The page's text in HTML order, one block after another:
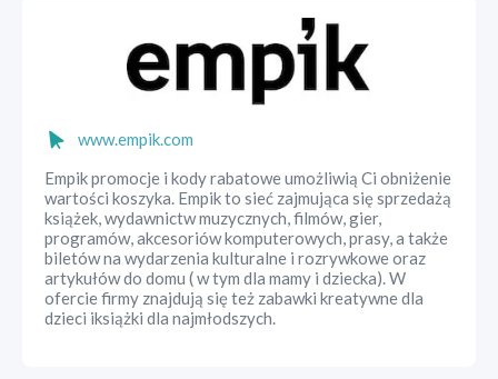
www.empik.com
Empik promocje i kody rabatowe umożliwią Ci obniżenie
wartości koszyka. Empik to sieć zajmująca się sprzedażą
książek, wydawnictw muzycznych, filmów, gier,
programów, akcesoriów komputerowych, prasy, a także
biletów na wydarzenia kulturalne i rozrywkowe oraz
artykułów do domu ( w tym dla mamy i dziecka). W
ofercie firmy znajdują się też zabawki kreatywne dla
dzieci iksiążki dla najmłodszych.